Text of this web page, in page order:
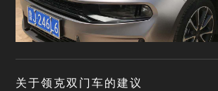
关于领克双门车的建议